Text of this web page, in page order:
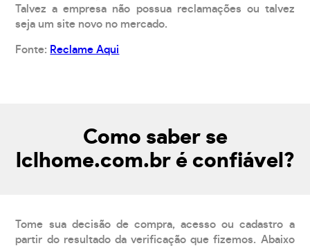
Talvez a empresa não possua reclamações ou talvez
seja um site novo no mercado.
Fonte: Reclame Aqui
Como saber se
lclhome.com.br é confiável?
Tome sua decisão de compra, acesso ou cadastro a
partir do resultado da verificação que fizemos. Abaixo